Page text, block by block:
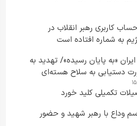
کاربری رهبر انقلاب در
به شماره افتاده است​
«به پایان رسیده»/ تهدید به
دستیابی به سلاح هسته‌ای
تکمیلی کلید خورد
وداع با رهبر شهید و حضور